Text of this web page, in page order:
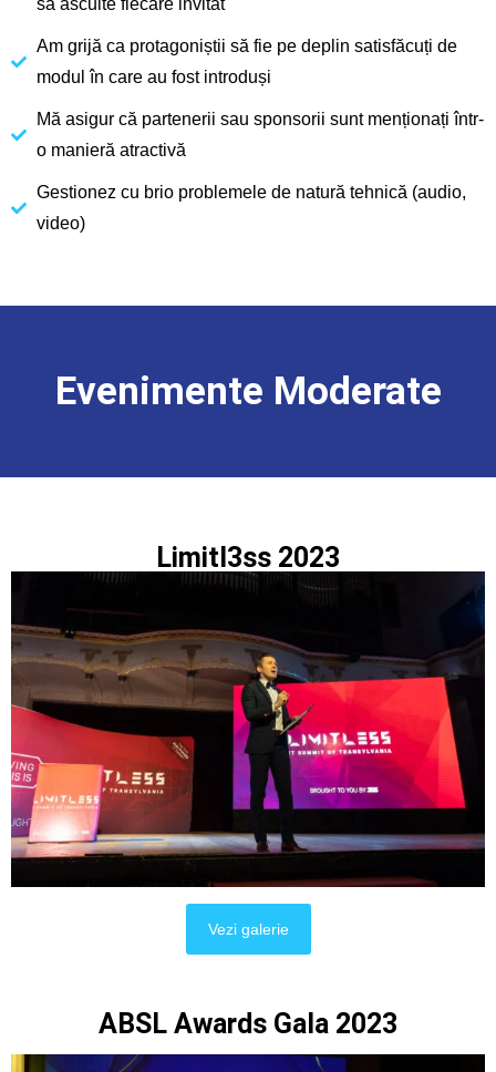
să asculte fiecare invitat
Am grijă ca protagoniștii să fie pe deplin satisfăcuți de
modul în care au fost introduși
Mă asigur că partenerii sau sponsorii sunt menționați într-
o manieră atractivă
Gestionez cu brio problemele de natură tehnică (audio,
video)
Evenimente Moderate
Limitl3ss 2023
Vezi galerie
ABSL Awards Gala 2023​